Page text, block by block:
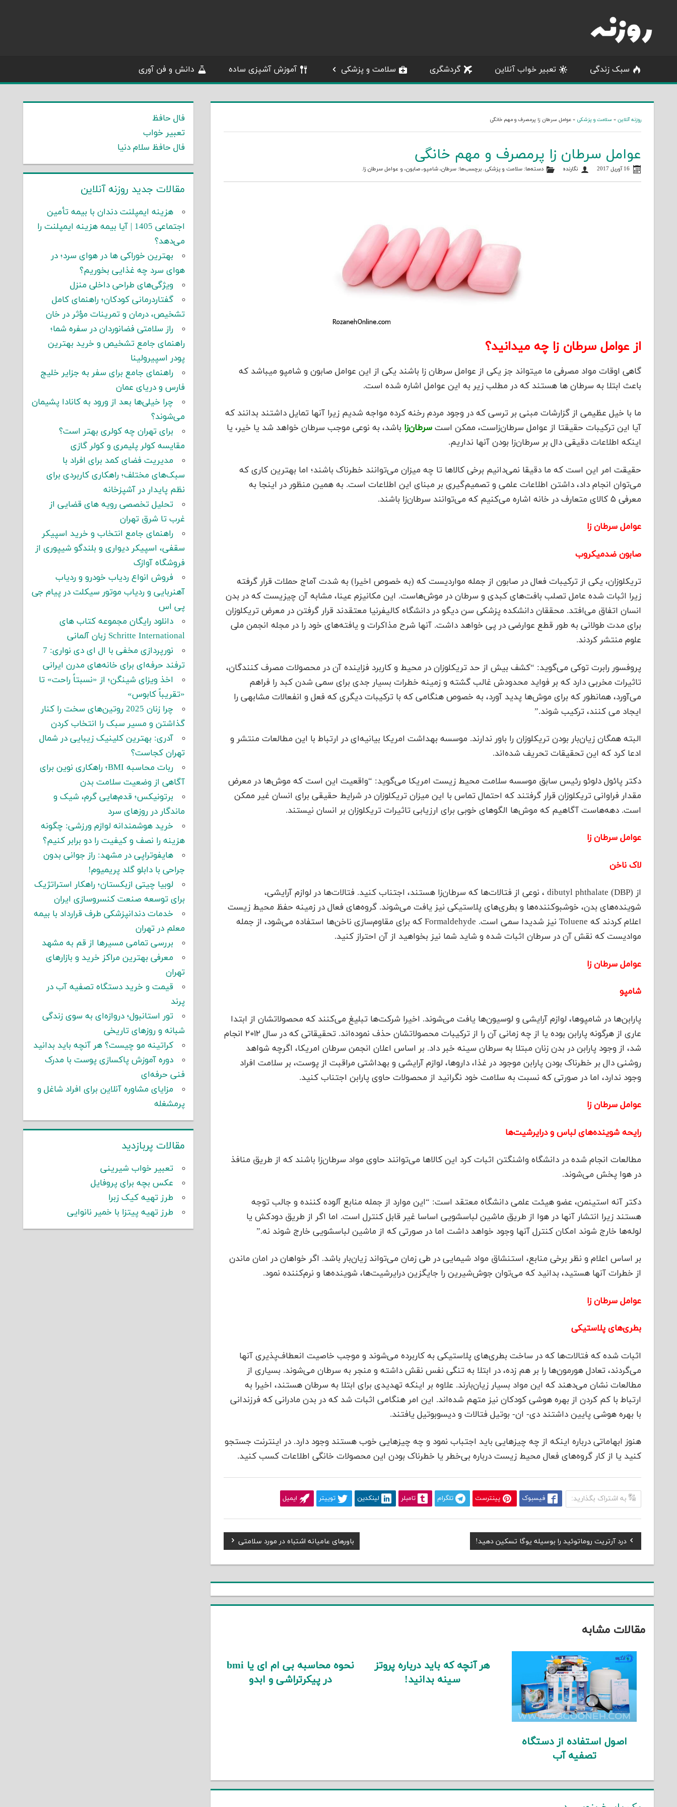
content
سبک زندگی تعبیر خواب آنلاین گردشگری سلامت و پزشکی آموزش آشپزی ساده دانش و فن آوری
روزنه آنلاین » سلامت و پزشکی »عوامل سرطان زا پرمصرف و مهم خانگی
عوامل سرطان زا پرمصرف و مهم خانگی
16 آوریل 2017 نگارنده دسته‌ها:سلامت و پزشکی. برچسب‌ها:سرطان،شامپو،صابون، و عوامل سرطان زا.
از عوامل سرطان زا چه میدانید؟
گاهی اوقات مواد مصرفی ما میتواند جز یکی از عوامل سرطان زا باشند یکی از این عوامل صابون و شامپو میباشد که
باعث ابتلا به سرطان ها هستند که در مطلب زیر به این عوامل اشاره شده است.
ما با خیل عظیمی از گزارشات مبنی بر ترسی که در وجود مردم رخنه کرده مواجه شدیم زیرا آنها تمایل داشتند بدانند که
آیا این ترکیبات حقیقتا از عوامل سرطان‌زاست، ممکن استسرطان‌زا باشد، به نوعی موجب سرطان خواهد شد یا خیر، یا
اینکه اطلاعات دقیقی دال بر سرطان‌زا بودن آنها نداریم.
حقیقت امر این است که ما دقیقا نمی‌دانیم برخی کالاها تا چه میزان می‌توانند خطرناک باشند؛ اما بهترین کاری که
می‌توان انجام داد، داشتن اطلاعات علمی و تصمیم‌گیری بر مبنای این اطلاعات است. به همین منظور در اینجا به
معرفی ۵ کالای متعارف در خانه اشاره می‌کنیم که می‌توانند سرطان‌زا باشند.
عوامل سرطان زا
صابون ضدمیکروب
تریکلوزان، یکی از ترکیبات فعال در صابون از جمله مواردیست که (به خصوص اخیرا) به شدت آماج حملات قرار گرفته
زیرا اثبات شده عامل تصلب بافت‌های کبدی و سرطان در موش‌هاست. این مکانیزم عینا، مشابه آن چیزیست که در بدن
انسان اتفاق می‌افتد. محققان دانشکده پزشکی سن دیگو در دانشگاه کالیفرنیا معتقدند قرار گرفتن در معرض تریکلوزان
برای مدت طولانی به طور قطع عوارضی در پی خواهد داشت. آنها شرح مذاکرات و یافته‌های خود را در مجله انجمن ملی
علوم منتشر کردند.
پروفسور رابرت توکی می‌گوید: “کشف بیش از حد تریکلوزان در محیط و کاربرد فزاینده آن در محصولات مصرف کنندگان،
تاثیرات مخربی دارد که بر فواید محدودش غالب گشته و زمینه خطرات بسیار جدی برای سمی شدن کبد را فراهم
می‌آورد، همانطور که برای موش‌ها پدید آورد، به خصوص هنگامی که با ترکیبات دیگری که فعل و انفعالات مشابهی را
ایجاد می کنند، ترکیب شوند.”
البته همگان زیان‌بار بودن تریکلوزان را باور ندارند. موسسه بهداشت امریکا بیانیه‌ای در ارتباط با این مطالعات منتشر و
ادعا کرد که این تحقیقات تحریف شده‌اند.
دکتر پائول دلوئو رئیس سابق موسسه سلامت محیط زیست امریکا می‌گوید: “واقعیت این است که موش‌ها در معرض
مقدار فراوانی تریکلوزان قرار گرفتند که احتمال تماس با این میزان تریکلوزان در شرایط حقیقی برای انسان غیر ممکن
است. دهه‌هاست آگاهیم که موش‌ها الگوهای خوبی برای ارزیابی تاثیرات تریکلوزان بر انسان نیستند.
عوامل سرطان زا
لاک ناخن
از dibutyl phthalate (DBP) ، نوعی از فتالات‌ها که سرطان‌زا هستند، اجتناب کنید. فتالات‌ها در لوازم آرایشی،
شوینده‌های بدن، خوشبوکننده‌ها و بطری‌های پلاستیکی نیز یافت می‌شوند. گروه‌های فعال در زمینه حفظ محیط زیست
اعلام کردند که Toluene نیز شدیدا سمی است. Formaldehyde که برای مقاوم‌سازی ناخن‌ها استفاده می‌شود، از جمله
موادیست که نقش آن در سرطان اثبات شده و شاید شما نیز بخواهید از آن احتراز کنید.
عوامل سرطان زا
شامپو
پارابن‌ها در شامپو‌ها، لوازم آرایشی و لوسیون‌ها یافت می‌شوند. اخیرا شرکت‌ها تبلیغ می‌کنند که محصولاتشان از ابتدا
عاری از هرگونه پارابن بوده یا از چه زمانی آن را از ترکیبات محصولاتشان حذف نموده‌اند. تحقیقاتی که در سال ۲۰۱۲ انجام
شد، از وجود پارابن در بدن زنان مبتلا به سرطان سینه خبر داد. بر اساس اعلان انجمن سرطان امریکا، اگرچه شواهد
روشنی دال بر خطرناک بودن پارابن موجود در غذا، داروها، لوازم آرایشی و بهداشتی مراقبت از پوست، بر سلامت افراد
وجود ندارد، اما در صورتی که نسبت به سلامت خود نگرانید از محصولات حاوی پارابن اجتناب کنید.
عوامل سرطان زا
رایحه‌ شوینده‌های لباس و درایرشیت‌ها
مطالعات انجام شده در دانشگاه واشنگتن اثبات کرد این کالاها می‌توانند حاوی مواد سرطان‌زا باشند که از طریق منافذ
در هوا پخش می‌شوند.
دکتر آنه استینمن، عضو هیئت علمی دانشگاه معتقد است: “این موارد از جمله منابع آلوده کننده و جالب توجه
هستند زیرا انتشار آنها در هوا از طریق ماشین لباسشویی اساسا غیر قابل کنترل است. اما اگر از طریق دودکش یا
لوله‌ها خارج شوند امکان کنترل آنها وجود خواهد داشت اما در صورتی که از ماشین لباسشویی خارج شوند نه.”
بر اساس اعلام و نظر برخی منابع، استنشاق مواد شیمایی در طی زمان می‌تواند زیا‌ن‌بار باشد. اگر خواهان در امان ماندن
از خطرات آنها هستید، بدانید که می‌توان جوش‌شیرین را جایگزین درایرشیت‌ها، شوینده‌ها و نرم‌کننده نمود.
عوامل سرطان زا
بطری‌های پلاستیکی
اثبات شده که فتالات‌ها که در ساخت بطری‌های پلاستیکی به کاربرده می‌شوند و موجب خاصیت انعطاف‌پذیری آنها
می‌گردند، تعادل هورمون‌ها را بر هم زده، در ابتلا به تنگی نفس نقش داشته و منجر به سرطان می‌شوند. بسیاری از
مطالعات نشان می‌دهند که این مواد بسیار زیان‌بارند. علاوه بر اینکه تهدیدی برای ابتلا به سرطان هستند، اخیرا به
ارتباط با کم کردن از بهره هوشی کودکان نیز متهم شده‌اند. این امر هنگامی اثبات شد که در بدن مادرانی که فرزندانی
با بهره هوشی پایین داشتند دی- ان- بوتیل فتالات و دیسوبوتیل یافتند.
هنوز ابهاماتی درباره اینکه از چه چیزهایی باید اجتباب نمود و چه چیزهایی خوب هستند وجود دارد. در اینترنت جستجو
کنید یا از کار گروه‌‌های فعال محیط زیست درباره بی‌خطر یا خطرناک بودن این محصولات خانگی اطلاعات کسب کنید.
به اشتراک بگذارید: فیسبوک پینترست تلگرام تامبلر لینکدین توییتر ایمیل
راهبری
نوشته
Previous
Post:
درد آرتریت روماتوئید را بوسیله یوگا تسکین دهید!
Next
Post:
باورهای عامیانه اشتباه در مورد سلامتی
مقالات مشابه
اصول استفاده از دستگاه
تصفیه آب
هر آنچه که باید درباره پروتز
سینه بدانید!
نحوه محاسبه بی ام ای یا bmi
در پیکرتراشی و ابدو
فال حافظ
تعبیر خواب
فال حافظ سلام دنیا
مقالات جدید روزنه آنلاین
هزینه ایمپلنت دندان با بیمه تأمین
اجتماعی 1405 | آیا بیمه هزینه ایمپلنت را
می‌دهد؟
بهترین خوراکی ها در هوای سرد؛ در
هوای سرد چه غذایی بخوریم؟
ویژگی‌های طراحی داخلی منزل
گفتاردرمانی کودکان؛ راهنمای کامل
تشخیص، درمان و تمرینات مؤثر در خان
راز سلامتی فضانوردان در سفره شما؛
راهنمای جامع تشخیص و خرید بهترین
پودر اسپیرولینا
راهنمای جامع برای سفر به جزایر خلیج
فارس و دریای عمان
چرا خیلی‌ها بعد از ورود به کانادا پشیمان
می‌شوند؟
برای تهران چه کولری بهتر است؟
مقایسه کولر پلیمری و کولر گازی
مدیریت فضای کمد برای افراد با
سبک‌های مختلف؛ راهکاری کاربردی برای
نظم پایدار در آشپزخانه
تحلیل تخصصی رویه های قضایی از
غرب تا شرق تهران
راهنمای جامع انتخاب و خرید اسپیکر
سقفی، اسپیکر دیواری و بلندگو شیپوری از
فروشگاه آوازک
فروش انواع ردیاب خودرو و ردیاب
آهنربایی و ردیاب موتور سیکلت در پیام جی
پی اس
دانلود رایگان مجموعه کتاب های
Schritte International زبان آلمانی
نورپردازی مخفی با ال ای دی نواری: 7
ترفند حرفه‌ای برای خانه‌های مدرن ایرانی
اخذ ویزای شینگن؛ از «نسبتاً راحت» تا
«تقریباً کابوس»
چرا زنان 2025 روتین‌های سخت را کنار
گذاشتن و مسیر سبک را انتخاب کردن
آدری: بهترین کلینیک زیبایی در شمال
تهران کجاست؟
ربات محاسبه BMI؛ راهکاری نوین برای
آگاهی از وضعیت سلامت بدن
برتونیکس؛ قدم‌هایی گرم، شیک و
ماندگار در روزهای سرد
خرید هوشمندانه لوازم ورزشی: چگونه
هزینه را نصف و کیفیت را دو برابر کنیم؟
هایفوتراپی در مشهد: راز جوانی بدون
جراحی با دابلو گلد پریمیوم!
لوبیا چیتی ازبکستان؛ راهکار استراتژیک
برای توسعه صنعت کنسروسازی ایران
خدمات دندانپزشکی طرف قرارداد با بیمه
معلم در تهران
بررسی تمامی مسیرها از قم به مشهد
معرفی بهترین مراکز خرید و بازارهای
تهران
قیمت و خرید دستگاه تصفیه آب در
پرند
تور استانبول؛ دروازه‌ای به سوی زندگی
شبانه و روزهای تاریخی
کراتینه مو چیست؟ هر آنچه باید بدانید
دوره آموزش پاکسازی پوست با مدرک
فنی حرفه‌ای
مزایای مشاوره آنلاین برای افراد شاغل و
پرمشغله
مقالات پربازدید
تعبیر خواب شیرینی
عکس بچه برای پروفایل
طرز تهیه کیک زبرا
طرز تهیه پیتزا با خمیر نانوایی